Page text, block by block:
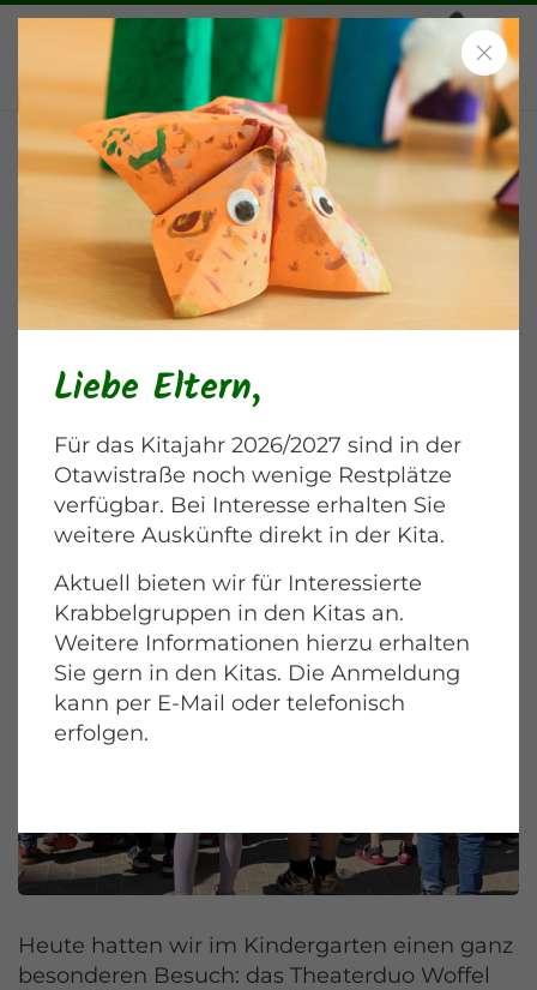
Theaterduo Woffel Pantoffel
Otawistraße
Heute hatten wir im Kindergarten einen ganz
besonderen Besuch: das Theaterduo Woffel
Liebe Eltern,
Für das Kitajahr 2026/2027 sind in der
Otawistraße noch wenige Restplätze
verfügbar. Bei Interesse erhalten Sie
weitere Auskünfte direkt in der Kita.
Aktuell bieten wir für Interessierte
Krabbelgruppen in den Kitas an.
Weitere Informationen hierzu erhalten
Sie gern in den Kitas. Die Anmeldung
kann per E-Mail oder telefonisch
erfolgen.